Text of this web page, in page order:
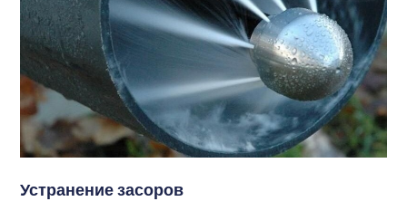
Устранение засоров